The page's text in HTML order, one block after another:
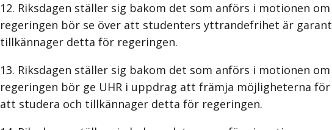
Riksdagen ställer sig bakom det som anförs i motionen
regeringen bör se över att studenters yttrandefrihet är
tillkännager detta för regeringen.
Riksdagen ställer sig bakom det som anförs i motionen
regeringen bör ge UHR i uppdrag att främja möjligheterna
att studera och tillkännager detta för regeringen.